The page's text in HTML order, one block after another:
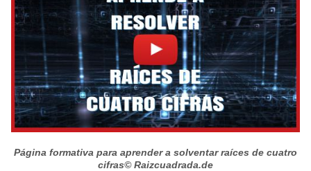
Página formativa para aprender a solventar raíces de cuatro
cifras© Raizcuadrada.de